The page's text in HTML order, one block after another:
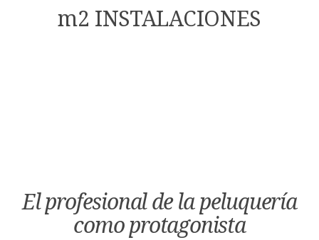
m2 INSTALACIONES
El profesional de la peluquería
como protagonista